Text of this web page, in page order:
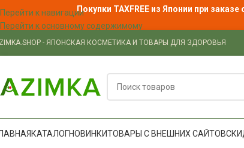
Перейти к навигации
Перейти к основному содержимому
Покупки TAXFREE из Японии при
- ЯПОНСКАЯ КОСМЕТИКА И ТОВАРЫ ДЛЯ ЗДОРОВЬЯ
КАТАЛОГНОВИНКИТОВАРЫ С ВНЕШНИХ САЙТОВ